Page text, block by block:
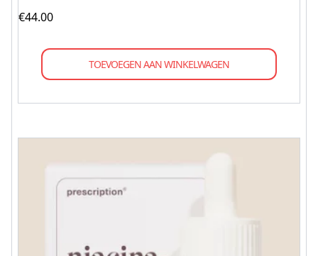
€44.00
TOEVOEGEN AAN WINKELWAGEN